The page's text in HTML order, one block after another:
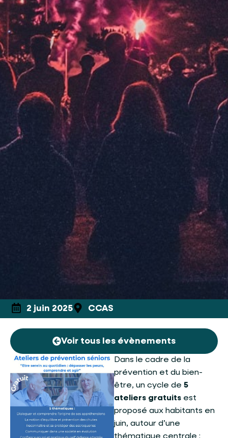
2 juin 2025 CCAS
Voir tous les évènements
Dans le cadre de la
prévention et du bien-
être, un cycle de 5
ateliers gratuits est
proposé aux habitants en
juin, autour d’une